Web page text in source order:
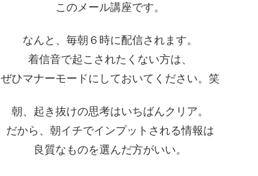
このメール講座です。
なんと、毎朝６時に配信されます。
着信音で起こされたくない方は、
ぜひマナーモードにしておいてください。笑
朝、起き抜けの思考はいちばんクリア。
だから、朝イチでインプットされる情報は
良質なものを選んだ方がいい。